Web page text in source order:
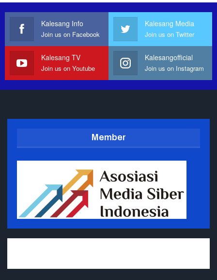
Kalesang Info
Join us on Facebook
Kalesang Media
Join us on Twitter
Kalesang TV
Join us on Youtube
Kalesangofficial
Join us on Instagram
Member